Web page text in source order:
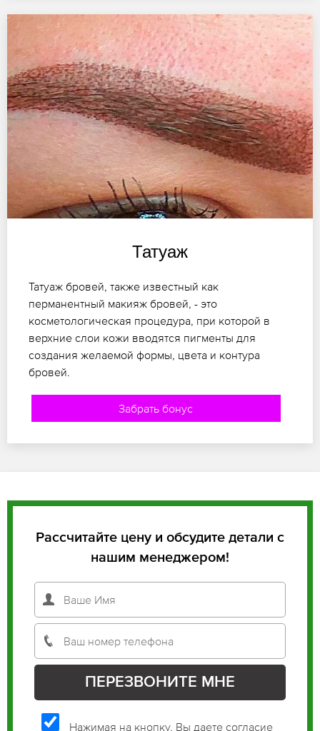
Татуаж
Татуаж бровей, также известный как
перманентный макияж бровей, - это
косметологическая процедура, при которой в
верхние слои кожи вводятся пигменты для
создания желаемой формы, цвета и контура
бровей.
Забрать бонус
Рассчитайте цену и обсудите детали с
нашим менеджером!
Нажимая на кнопку, Вы даете согласие